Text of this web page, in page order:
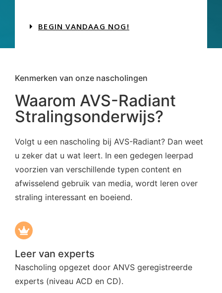
BEGIN VANDAAG NOG!
Kenmerken van onze nascholingen
Waarom AVS-Radiant
Stralingsonderwijs?
Volgt u een nascholing bij AVS-Radiant? Dan weet
u zeker dat u wat leert. In een gedegen leerpad
voorzien van verschillende typen content en
afwisselend gebruik van media, wordt leren over
straling interessant en boeiend.
Leer van experts
Nascholing opgezet door ANVS geregistreerde
experts (niveau ACD en CD).